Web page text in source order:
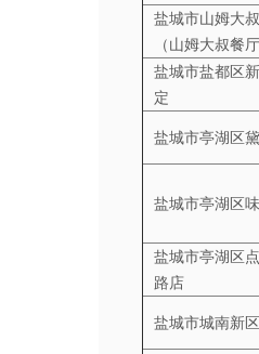
盐城市山姆大
（山姆大叔餐
盐城市盐都区
定
盐城市亭湖区
盐城市亭湖区
盐城市亭湖区
路店
盐城市城南新